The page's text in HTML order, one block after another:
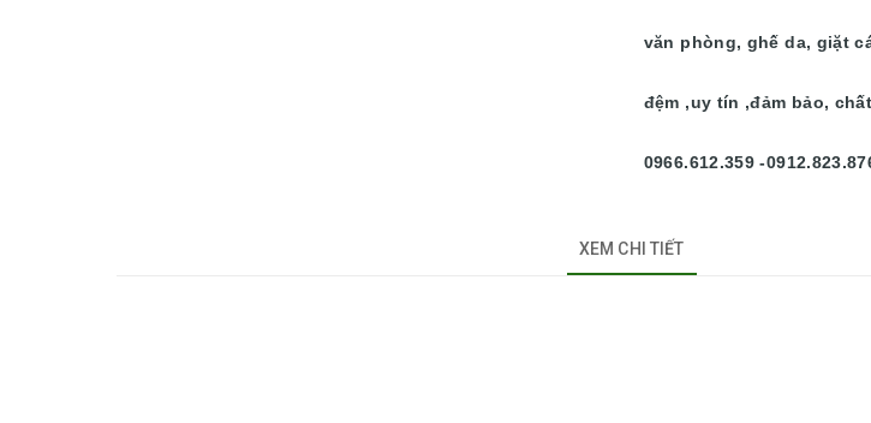
văn phòng, ghế da, giặt
đệm ,uy tín ,đảm bảo,
0966.612.359 -
XEM CHI TIẾT